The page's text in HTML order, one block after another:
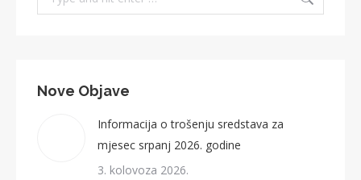
Nove Objave
Informacija o trošenju sredstava za
mjesec srpanj 2026. godine
3. kolovoza 2026.